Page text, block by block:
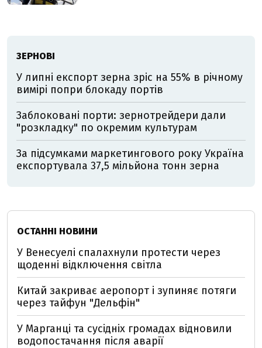
ЗЕРНОВІ
У липні експорт зерна зріс на 55% в річному
вимірі попри блокаду портів
Заблоковані порти: зернотрейдери дали
"розкладку" по окремим культурам
За підсумками маркетингового року Україна
експортувала 37,5 мільйона тонн зерна
ОСТАННІ НОВИНИ
У Венесуелі спалахнули протести через
щоденні відключення світла
Китай закриває аеропорт і зупиняє потяги
через тайфун "Дельфін"
У Марганці та сусідніх громадах відновили
водопостачання після аварії